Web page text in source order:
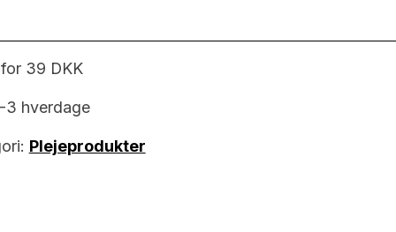
39 DKK
3 hverdage
Plejeprodukter